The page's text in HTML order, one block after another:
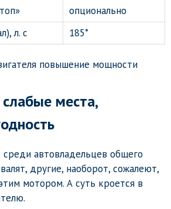
опционально
л. с
185*
повышение мощности
места,
автовладельцев общего
другие, наоборот, сожалеют,
мотором. А суть кроется в